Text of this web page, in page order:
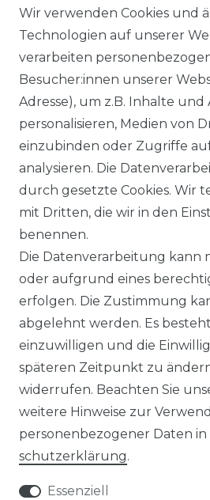
BEZAHLUNG
KLIMA- UND
LEXIKON
UNTERNEHMEN
ÜBER UNS
HERSTELLER
REFERENZEN
Wir verwenden Cookies und
Technologien auf unserer
verarbeiten
Besucher:innen unserer
Adresse), um z.B. Inhalte und
personalisieren, Medien von
einzubinden oder Zugriffe
analysieren. Die
durch gesetzte Cookies. Wir
mit Dritten, die wir in den
benennen.
Die Datenverarbeitung kann
oder aufgrund eines
erfolgen. Die Zustimmung
abgelehnt werden. Es
einzuwilligen und die
späteren Zeitpunkt zu
widerrufen. Beachten Sie
weitere Hinweise zur
personenbezogener Daten
schutz­erklärung.
Essenziell